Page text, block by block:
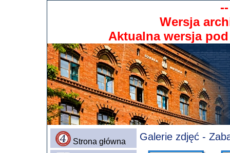
Wersja
Aktualna wersja
Strona główna Galerie zdjęć -